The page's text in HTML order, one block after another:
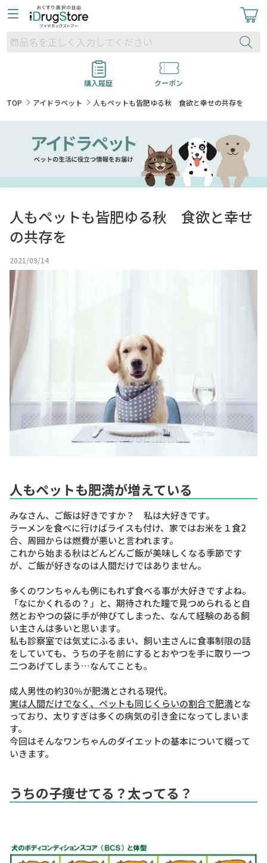
購入履歴
クーポン
TOP
アイドラペット 人もペットも皆肥ゆる秋 食欲と幸せの共存を
人もペットも皆肥ゆる秋 食欲と幸せ
の共存を
2021/09/14
人もペットも肥満が増えている
みなさん、ご飯は好きですか？ 私は大好きです。
ラーメンを食べに行けばライスも付け、家ではお米を１食2
合、周囲からは燃費が悪いと言われます。
これから始まる秋はどんどんご飯が美味しくなる季節です
が、ご飯が好きなのは人間だけではありません。
多くのワンちゃんも例にもれず食べる事が大好きですよね。
「なにかくれるの？」と、期待された瞳で見つめられると自
然とおやつの袋に手が伸びてしまった、なんて経験のある飼
い主さんは多いと思います。
私も診察室では気丈にふるまい、飼い主さんに食事制限の話
をしていても、うちの子を前にするとおやつを手に取り一つ
二つあげてしまう…なんてことも。
成人男性の約30％が肥満とされる現代。
実は人間だけでなく、ペットも同じくらいの割合で肥満とな
っており、太りすぎは多くの病気の引き金になってしまいま
す。
今回はそんなワンちゃんのダイエットの基本について綴って
いきます。
うちの子痩せてる？太ってる？